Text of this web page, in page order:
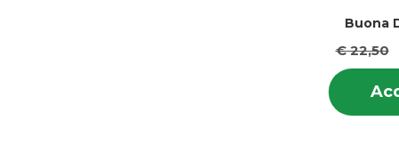
Buona
€ 22,50